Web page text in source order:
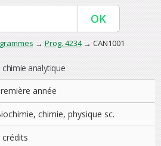
→ Prog. 4234→ CAN1001
analytique
année
chimie, physique sc.
crédits